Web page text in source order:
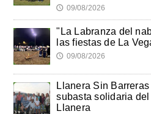
🕔 09/08/2026
"La Labranza del
las fiestas de La
🕔 09/08/2026
Llanera Sin
subasta solidaria
Llanera